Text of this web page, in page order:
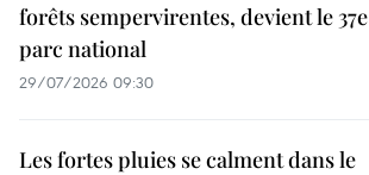
forêts sempervirentes, devient le 37e
parc national
29/07/2026 09:30
Les fortes pluies se calment dans le